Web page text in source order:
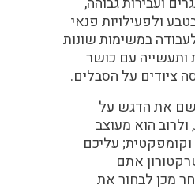
ולפעילויות פנאי
במשימות שונות
ותעשייה עם כושר
ציודים על הסבלים.
שם את הדגש על
ולרוב הוא מעוצב
עליכם
אתם
מכן לבחור את